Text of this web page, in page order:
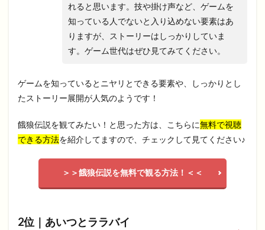
れると思います。技や掛け声など、ゲームを
知っている人でないと入り込めない要素はあ
りますが、ストーリーはしっかりしていま
す。ゲーム世代はぜひ見てみてください。
ゲームを知っているとニヤリとできる要素や、しっかりとし
たストーリー展開が人気のようです！
餓狼伝説を観てみたい！と思った方は、こちらに無料で視聴
できる方法を紹介してますので、チェックして見てください♪
＞＞餓狼伝説を無料で観る方法！＜＜
2位｜あいつとララバイ